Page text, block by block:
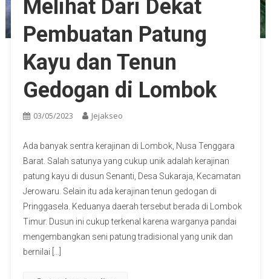
Melihat Dari Dekat
Pembuatan Patung
Kayu dan Tenun
Gedogan di Lombok
03/05/2023 Jejakseo
Ada banyak sentra kerajinan di Lombok, Nusa Tenggara
Barat. Salah satunya yang cukup unik adalah kerajinan
patung kayu di dusun Senanti, Desa Sukaraja, Kecamatan
Jerowaru. Selain itu ada kerajinan tenun gedogan di
Pringgasela. Keduanya daerah tersebut berada di Lombok
Timur. Dusun ini cukup terkenal karena warganya pandai
mengembangkan seni patung tradisional yang unik dan
bernilai […]